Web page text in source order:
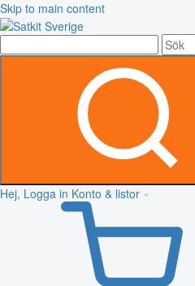
Skip to main content
Hej, Logga in Konto & listor